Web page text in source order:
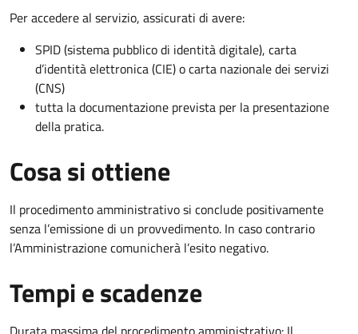
Per accedere al servizio, assicurati di avere:
SPID (sistema pubblico di identità digitale), carta
d’identità elettronica (CIE) o carta nazionale dei servizi
(CNS)
tutta la documentazione prevista per la presentazione
della pratica.
Cosa si ottiene
Il procedimento amministrativo si conclude positivamente
senza l’emissione di un provvedimento. In caso contrario
l’Amministrazione comunicherà l’esito negativo.
Tempi e scadenze